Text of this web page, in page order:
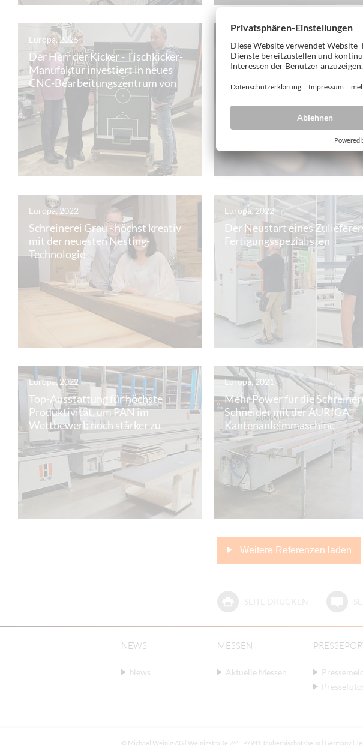
Europa, 2025
Der Herr der Kicker - Tischkicker-
Manufaktur investiert in neues
CNC-Bearbeitungszentrum von
HOLZ-HER
Mit HOLZ-HER in die
Schreinerei Salamon setzt auf
Tradition und Technologie
Europa, 2022
Schreinerei Grau - höchst kreativ
mit der neuesten Nesting-
Technologie
Europa, 2022
Der Neustart eines
Fertigungsspezialisten
Europa, 2022
Top-Ausstattung für höchste
Produktivität, um PAN im
Wettbewerb noch stärker zu
machen
Europa, 2021
Mehr Power für die
Schneider mit der AURIGA
Kantenanleimmaschine
Weitere Referenzen laden
NEWS
News
MESSEN
Aktuelle Messen
© Michael Weinig AG | Weinigstraße 2/4 | 97941 Tauberbischofsheim | Germany |